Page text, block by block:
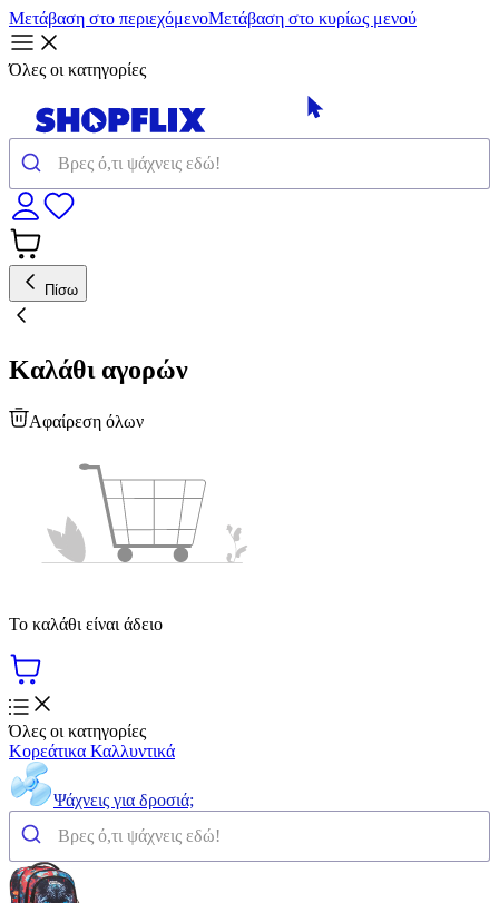
Μετάβαση στο περιεχόμενοΜετάβαση στο κυρίως μενού
Όλες οι κατηγορίες
Πίσω
Καλάθι αγορών
Αφαίρεση όλων
Το καλάθι είναι άδειο
Όλες οι κατηγορίες
Κορεάτικα Καλλυντικά
Ψάχνεις για δροσιά;